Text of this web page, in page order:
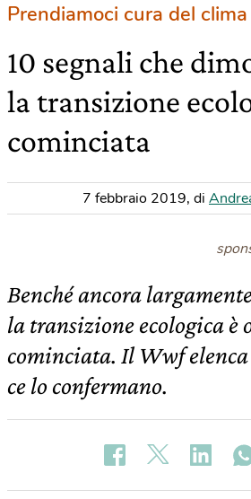
Prendiamoci cura del clima
10 segnali che
la transizione
cominciata
7 febbraio 2019, di
Benché ancora
la transizione ecologica è
cominciata. Il Wwf elenca
ce lo confermano.